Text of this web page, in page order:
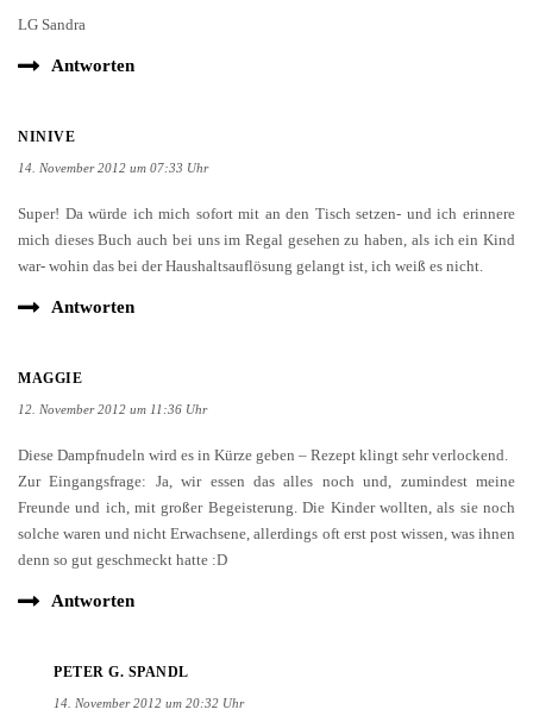
LG Sandra
Antworten
NINIVE
14. November 2012 um 07:33 Uhr
Super! Da würde ich mich sofort mit an den Tisch setzen- und ich erinnere
mich dieses Buch auch bei uns im Regal gesehen zu haben, als ich ein Kind
war- wohin das bei der Haushaltsauflösung gelangt ist, ich weiß es nicht.
Antworten
MAGGIE
12. November 2012 um 11:36 Uhr
Diese Dampfnudeln wird es in Kürze geben – Rezept klingt sehr verlockend.
Zur Eingangsfrage: Ja, wir essen das alles noch und, zumindest meine
Freunde und ich, mit großer Begeisterung. Die Kinder wollten, als sie noch
solche waren und nicht Erwachsene, allerdings oft erst post wissen, was ihnen
denn so gut geschmeckt hatte :D
Antworten
PETER G. SPANDL
14. November 2012 um 20:32 Uhr